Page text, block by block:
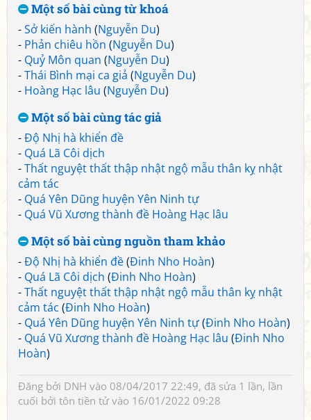
Một số bài cùng từ khoá
-Sở kiến hành (Nguyễn Du)
- Phản chiêu hồn (Nguyễn Du)
- Quỷ Môn quan (Nguyễn Du)
-Thái Bình mại ca giả (Nguyễn Du)
- Hoàng Hạc lâu (Nguyễn Du)
Một số bài cùng tác giả
-Độ Nhị hà khiển đề
- Quá Lã Côi dịch
-Thất nguyệt thất thập nhật ngộ mẫu thân kỵ nhật
cảm tác
- Quá Yên Dũng huyện Yên Ninh tự
- Quá Vũ Xương thành đề Hoàng Hạc lâu
Một số bài cùng nguồn tham khảo
-Độ Nhị hà khiển đề(Đinh Nho Hoàn)
- Quá Lã Côi dịch (Đinh Nho Hoàn)
-Thất nguyệt thất thập nhật ngộ mẫu thân kỵ nhật
cảm tác (Đinh Nho Hoàn)
- Quá Yên Dũng huyện Yên Ninh tự(Đinh Nho Hoàn)
- Quá Vũ Xương thành đề Hoàng Hạc lâu (Đinh Nho
Hoàn)
Đăng bởi DNH vào 08/04/2017 22:49, đã sửa 1 lần, lần
cuối bởi tôn tiền tửvào 16/01/2022 09:28